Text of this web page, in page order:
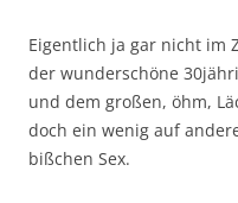
Eigentlich ja gar nicht im
der wunderschöne
und dem großen, öhm,
doch ein wenig auf
bißchen Sex.